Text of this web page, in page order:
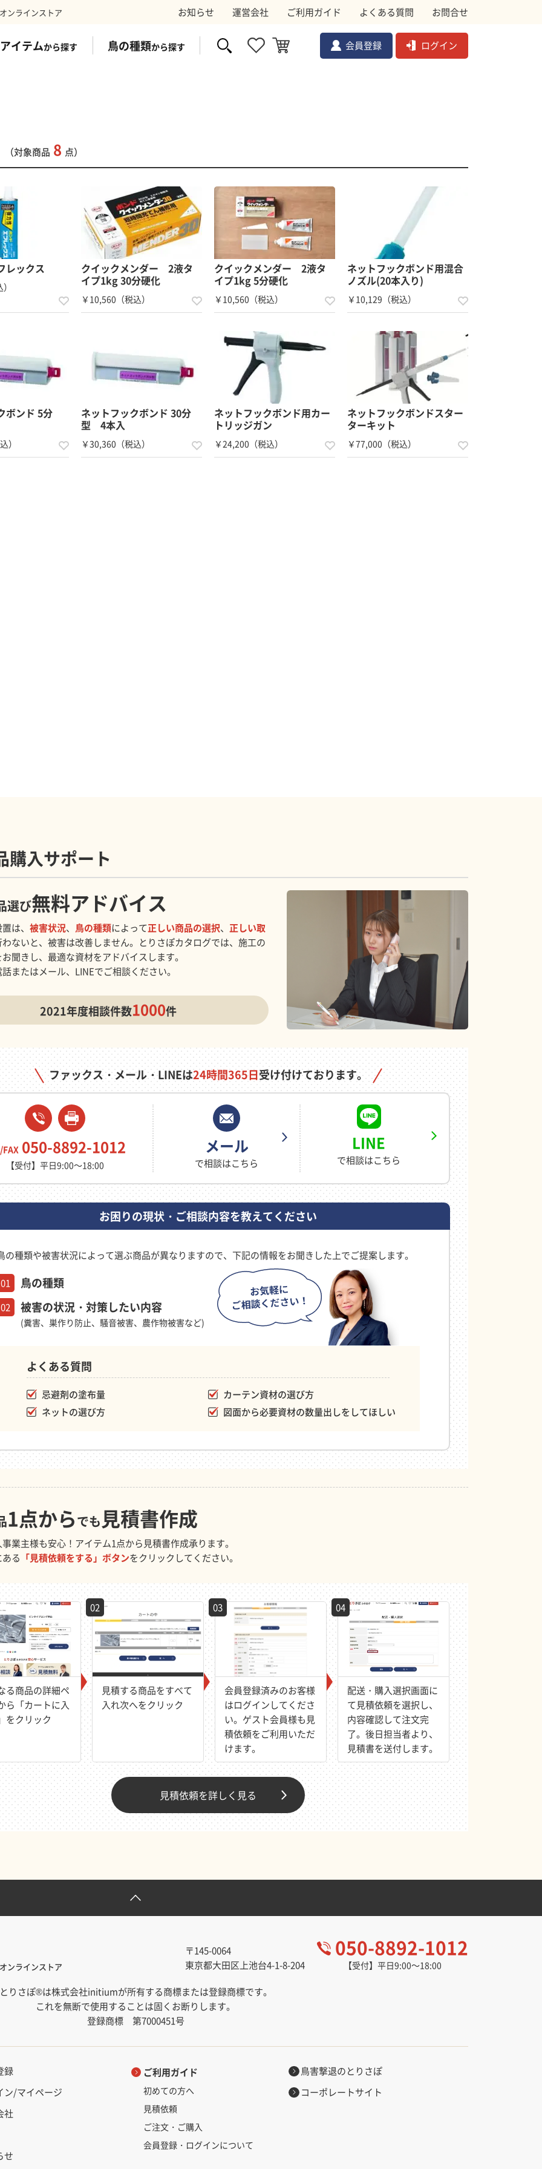
ンラインストア お知らせ 運営会社 ご利用ガイド よくある質問 お問合せ
アイテムから探す
トラップ 電気ショック 副資材
鳥の種類から探す 会員登録 ログイン
（対象商品 8 点）
ックス
クイックメンダー 2液タ
イプ1kg 30分硬化
￥10,560（税込）
クイックメンダー 2液タ
イプ1kg 5分硬化
￥10,560（税込）
ネットフックボンド用混合
ノズル(20本入り)
￥10,129（税込）
ボンド 5分
）
ネットフックボンド 30分
型 4本入
￥30,360（税込）
ネットフックボンド用カー
トリッジガン
￥24,200（税込）
ネットフックボンドスター
ターキット
￥77,000（税込）
購入サポート
選び無料アドバイス
は、 被害状況、 鳥の種類によって正しい商品の選択、 正しい取
ないと、被害は改善しません。とりさぽカタログでは、施工の
聞きし、最適な資材をアドバイスします。
またはメール、LINEでご相談ください。
2021年度相談件数1000件
ファックス・メール・LINEは24時間365日受け付けております。
050-8892-1012
【受付】平日9:00～18:00
メール
で相談はこちら
LINE
で相談はこちら
お困りの現状・ご相談内容を教えてください
の種類や被害状況によって選ぶ商品が異なりますので、下記の情報をお聞きした上でご提案します。
01 鳥の種類
02 被害の状況・対策したい内容
(糞害、巣作り防止、騒音被害、農作物被害など)
よくある質問
忌避剤の塗布量
ネットの選び方
カーテン資材の選び方
図面から必要資材の数量出しをしてほしい
1点からでも見積書作成
業主様も安心！アイテム1点から見積書作成承ります。
る 「見積依頼をする」ボタンをクリックしてください。
る商品の詳細ペ
ら「カートに入
をクリック
02
見積する商品をすべて
入れ次へをクリック
03
会員登録済みのお客様
はログインしてくださ
い。ゲスト会員様も見
積依頼をご利用いただ
けます。
04
配送・購入選択画面に
て見積依頼を選択し、
内容確認して注文完
了。後日担当者より、
見積書を送付します。
見積依頼を詳しく見る
ンラインストア
050-8892-1012
【受付】平日9:00～18:00
〒145-0064
東京都大田区上池台4-1-8-204
りさぽ®は株式会社initiumが所有する商標または登録商標です。
これを無断で使用することは固くお断りします。
登録商標 第7000451号
録
ン/マイページ
社
せ
ご利用ガイド
初めての方へ
見積依頼
ご注文・ご購入
会員登録・ログインについて
鳥害撃退のとりさぽ
コーポレートサイト